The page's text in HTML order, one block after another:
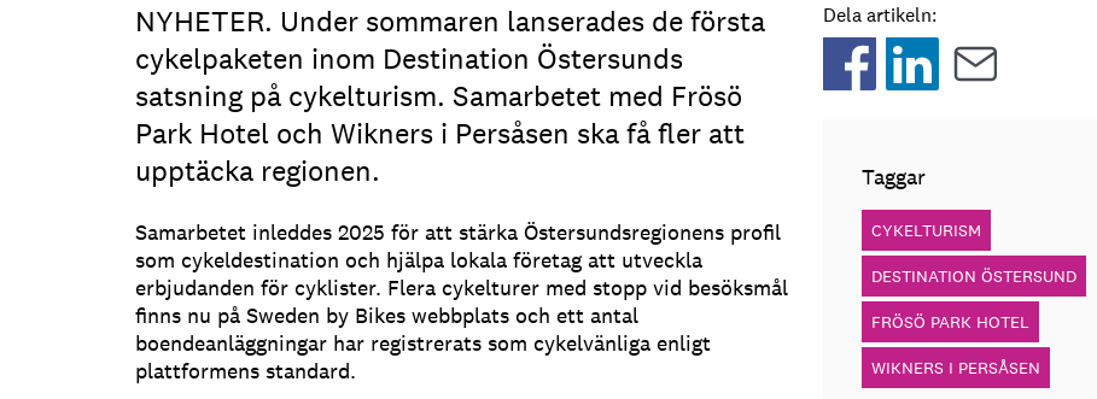
NYHETER. Under sommaren lanserades de första
cykelpaketen inom Destination Östersunds
satsning på cykelturism. Samarbetet med Frösö
Park Hotel och Wikners i Persåsen ska få fler att
upptäcka regionen.
Samarbetet inleddes 2025 för att stärka Östersundsregionens profil
som cykeldestination och hjälpa lokala företag att utveckla
erbjudanden för cyklister. Flera cykelturer med stopp vid besöksmål
finns nu på Sweden by Bikes webbplats och ett antal
boendeanläggningar har registrerats som cykelvänliga enligt
plattformens standard.
Dela artikeln:
Taggar
CYKELTURISM
DESTINATION ÖSTERSUND
FRÖSÖ PARK HOTEL
WIKNERS I PERSÅSEN